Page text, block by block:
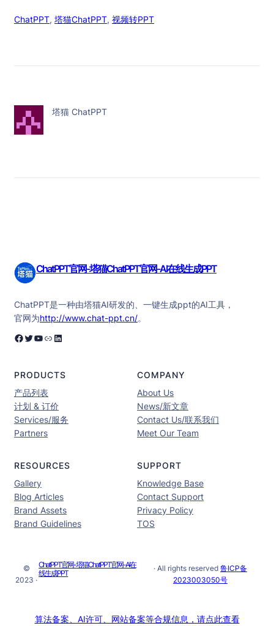
视
ChatPPT, 塔猫ChatPPT, 视频转PPT
塔猫 ChatPPT
ChatPPT官网-塔猫ChatPPT官网-AI在线生成PPT
ChatPPT是一种由塔猫AI研发的、一键生成ppt的AI工具，
官网为http://www.chat-ppt.cn/。
Facebook Twitter YouTube 链接 LinkedIn
PRODUCTS
产品列表
计划 & 订价
Services/服务
Partners
COMPANY
About Us
News/新文章
Contact Us/联系我们
Meet Our Team
RESOURCES
Gallery
Blog Articles
Brand Assets
Brand Guidelines
SUPPORT
Knowledge Base
Contact Support
Privacy Policy
TOS
©
2023 ·
ChatPPT官网-塔猫ChatPPT官网-AI在
线生成PPT
· All rights reserved鲁ICP备
2023003050号
算法备案、AI许可、网站备案等合规信息，请点此查看